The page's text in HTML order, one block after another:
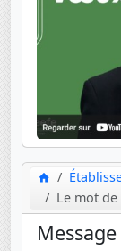
Le mot de